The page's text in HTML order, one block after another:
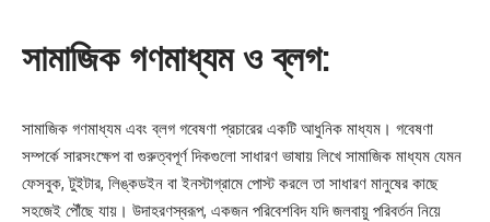
সামাজিক গণমাধ্যম ও ব্লগ:
সামাজিক গণমাধ্যম এবং ব্লগ গবেষণা প্রচারের একটি আধুনিক মাধ্যম। গবেষণা
সম্পর্কে সারসংক্ষেপ বা গুরুত্বপূর্ণ দিকগুলো সাধারণ ভাষায় লিখে সামাজিক মাধ্যম যেমন
ফেসবুক, টুইটার, লিঙ্কডইন বা ইনস্টাগ্রামে পোস্ট করলে তা সাধারণ মানুষের কাছে
সহজেই পৌঁছে যায়। উদাহরণস্বরূপ, একজন পরিবেশবিদ যদি জলবায়ু পরিবর্তন নিয়ে